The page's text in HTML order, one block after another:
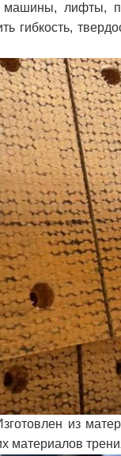
машины, лифты,
гибкость,
из
материалов